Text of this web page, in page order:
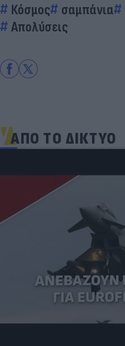
Κόσμος σαμπάνια
Απολύσεις
ΑΠΟ ΤΟ ΔΙΚΤΥΟ